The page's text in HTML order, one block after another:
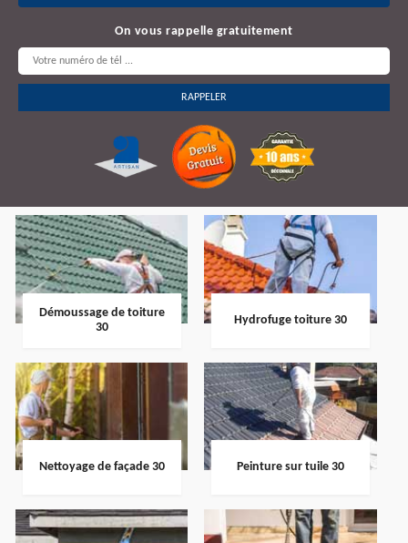
On vous rappelle gratuitement
Démoussage de toiture
30
Hydrofuge toiture 30
Nettoyage de façade 30 Peinture sur tuile 30